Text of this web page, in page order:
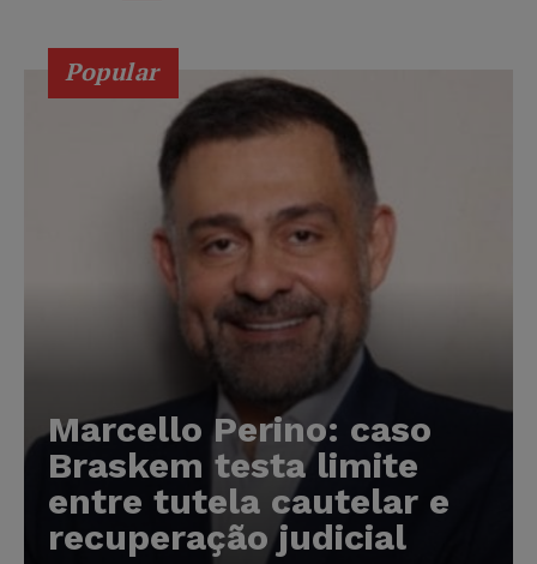
Popular
Marcello Perino: caso
Braskem testa limite
entre tutela cautelar e
recuperação judicial